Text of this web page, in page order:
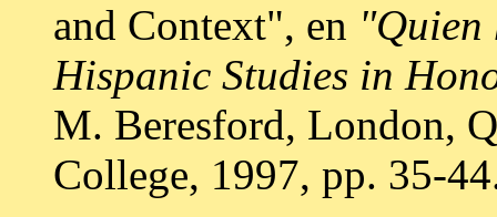
and Context", en "Quien
Hispanic Studies in
M. Beresford, London,
College, 1997, pp. 35-